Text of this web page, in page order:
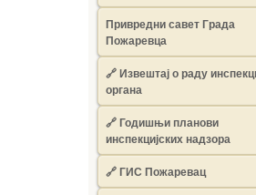
Привредни савет Града
Пожаревца
🔗Извештај о раду
органа
🔗Годишњи планови
инспекцијских надзора
🔗 ГИС Пожаревац